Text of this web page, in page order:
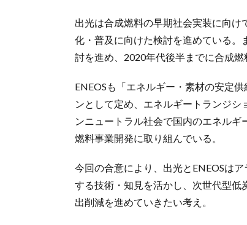
出光は合成燃料の早期社会実装に向
化・普及に向けた検討を進めている
討を進め、2020年代後半までに合成
ENEOSも「エネルギー・素材の安定
ンとして定め、エネルギートランジ
ンニュートラル社会で国内のエネル
燃料事業開発に取り組んでいる。
今回の合意により、出光とENEOSは
する技術・知見を活かし、次世代型
出削減を進めていきたい考え。